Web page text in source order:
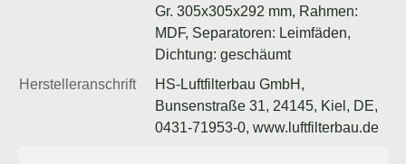
Gr. 305x305x292 mm, Rahmen:
MDF, Separatoren: Leimfäden,
Dichtung: geschäumt
Herstelleranschrift
HS-Luftfilterbau GmbH,
Bunsenstraße 31, 24145, Kiel, DE,
0431-71953-0, www.luftfilterbau.de